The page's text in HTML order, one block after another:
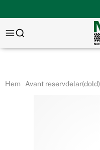
Hem Avant reservdelar(dold)